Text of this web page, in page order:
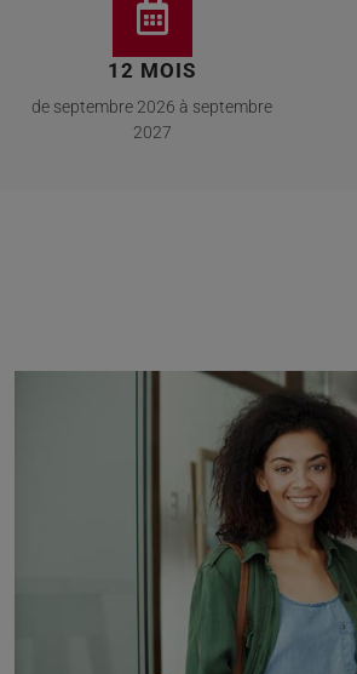
12 MOIS
de septembre 2026 à septembre
2027